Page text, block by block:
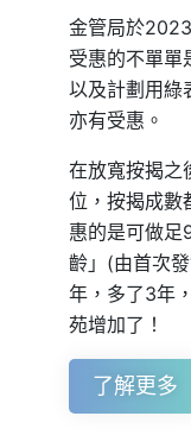
金管局於
受惠的不單單
以及計劃用綠
亦有受惠。
在放寬按揭之
位，按揭成數
惠的是可做
齡」(由首次
年，多了3年
苑增加了！
了解更多